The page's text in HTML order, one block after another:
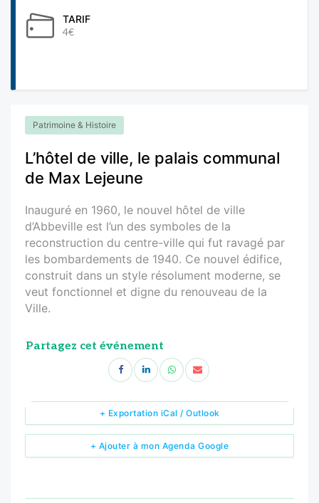
TARIF
4€
Patrimoine & Histoire
L’hôtel de ville, le palais communal
de Max Lejeune
Inauguré en 1960, le nouvel hôtel de ville
d’Abbeville est l’un des symboles de la
reconstruction du centre-ville qui fut ravagé par
les bombardements de 1940. Ce nouvel édifice,
construit dans un style résolument moderne, se
veut fonctionnel et digne du renouveau de la
Ville.
Partagez cet événement
+ Ajouter à mon Agenda Google
+ Exportation iCal / Outlook